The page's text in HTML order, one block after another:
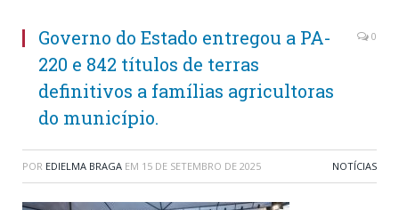
Governo do Estado entregou a PA-
220 e 842 títulos de terras
definitivos a famílias agricultoras
do município.
0
POR EDIELMA BRAGA EM 15 DE SETEMBRO DE 2025 NOTÍCIAS